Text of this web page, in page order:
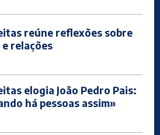
reúne reflexões sobre
relações
elogia João Pedro Pais:
há pessoas assim»